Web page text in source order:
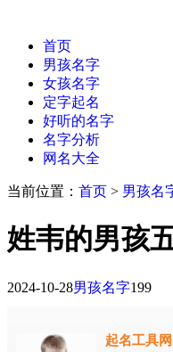
首页
男孩名字
女孩名字
定字起名
好听的名字
名字分析
网名大全
当前位置： 首页 > 男孩名
姓韦的男孩
2024-10-28男孩名字199
起名工具网